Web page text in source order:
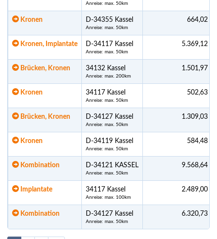
Anreise: max. 50km
Kronen D-34355 Kassel
Anreise: max. 50km
664,02 €
Kronen, Implantate D-34117 Kassel
Anreise: max. 50km
5.369,12 €
Brücken, Kronen 34132 Kassel
Anreise: max. 200km
1.501,97 €
Kronen 34117 Kassel
Anreise: max. 50km
502,63 €
Brücken, Kronen D-34127 Kassel
Anreise: max. 50km
1.309,03 €
Kronen D-34119 Kassel
Anreise: max. 50km
584,48 €
Kombination D-34121 KASSEL
Anreise: max. 50km
9.568,64 €
Implantate 34117 Kassel
Anreise: max. 100km
2.489,00 €
Kombination D-34127 Kassel
Anreise: max. 50km
6.320,73 €